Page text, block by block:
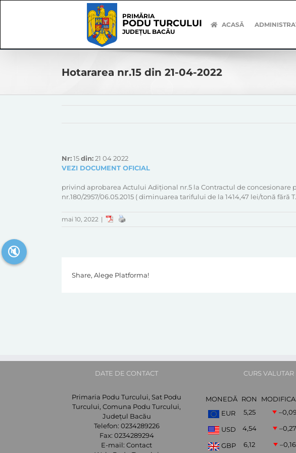
PRIMĂRIA
PODU TURCULUI
JUDEȚUL BACĂU
ACASĂ
Hotararea nr.15 din 21-04-2022
Nr:15din:21 04 2022
VEZI DOCUMENT OFICIAL
privind aprobarea Actului Adițional nr.5 la Contractul de
nr.180/2957/06.05.2015 ( diminuarea tarifului de la 1414,47 lei/tonă fără
mai 10, 2022 |
Share, Alege Platforma!
DATE DE CONTACT
Primaria Podu Turcului, Sat Podu
Turcului, Comuna Podu Turcului,
Județul Bacău
Telefon: 0234289226
Fax: 0234289294
E-mail: Contact
CURS VALUTAR
MONEDĂ RON
EUR
5,25
USD 4,54
GBP 6,12 –0,16
🔇